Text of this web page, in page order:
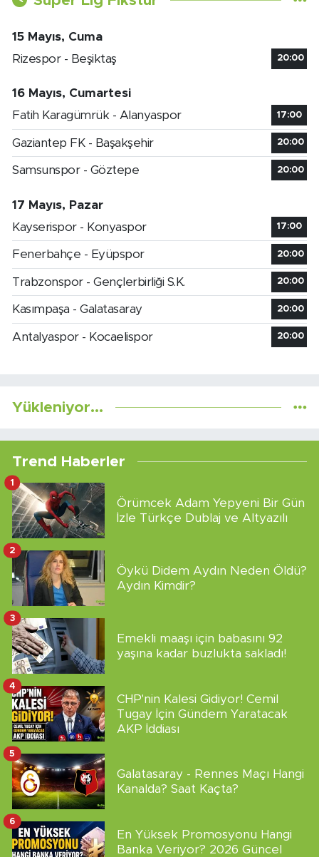
15 Mayıs, Cuma
Rizespor - Beşiktaş
20:00
16 Mayıs, Cumartesi
Fatih Karagümrük - Alanyaspor
17:00
Gaziantep FK - Başakşehir 20:00
Samsunspor - Göztepe 20:00
17 Mayıs, Pazar
Kayserispor - Konyaspor
17:00
Fenerbahçe - Eyüpspor 20:00
Trabzonspor - Gençlerbirliği S.K. 20:00
Kasımpaşa - Galatasaray 20:00
Antalyaspor - Kocaelispor 20:00
Yükleniyor...
Trend Haberler
Örümcek Adam Yepyeni Bir Gün
İzle Türkçe Dublaj ve Altyazılı
1
Öykü Didem Aydın Neden Öldü?
Aydın Kimdir?
2
Emekli maaşı için babasını 92
yaşına kadar buzlukta sakladı!
3
CHP'nin Kalesi Gidiyor! Cemil
Tugay İçin Gündem Yaratacak
AKP İddiası
4
Galatasaray - Rennes Maçı Hangi
Kanalda? Saat Kaçta?
5
En Yüksek Promosyonu Hangi
Banka Veriyor? 2026 Güncel
6